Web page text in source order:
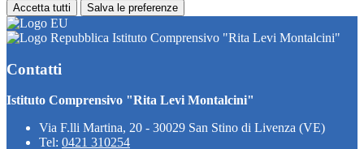
Accetta tutti Salva le preferenze
Istituto Comprensivo "Rita Levi Montalcini"
Contatti
Istituto Comprensivo "Rita Levi Montalcini"
Via F.lli Martina, 20 - 30029 San Stino di Livenza (VE)
Tel: 0421 310254